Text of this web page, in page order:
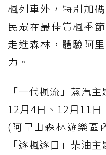
楓列車外，特別加
民眾在最佳賞楓季
走進森林，體驗阿
力。
「一代楓流」蒸汽
12月4日、12月11
(阿里山森林遊樂區
「逐楓逐日」柴油